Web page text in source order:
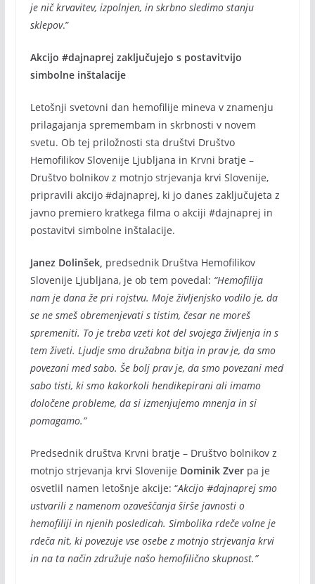
je nič krvavitev, izpolnjen, in skrbno sledimo stanju
sklepov.”
Akcijo #dajnaprej zaključujejo s postavitvijo
simbolne inštalacije
Letošnji svetovni dan hemofilije mineva v znamenju
prilagajanja spremembam in skrbnosti v novem
svetu. Ob tej priložnosti sta društvi Društvo
Hemofilikov Slovenije Ljubljana in Krvni bratje –
Društvo bolnikov z motnjo strjevanja krvi Slovenije,
pripravili akcijo #dajnaprej, ki jo danes zaključujeta z
javno premiero kratkega filma o akciji #dajnaprej in
postavitvi simbolne inštalacije.
Janez Dolinšek, predsednik Društva Hemofilikov
Slovenije Ljubljana, je ob tem povedal: “Hemofilija
nam je dana že pri rojstvu. Moje življenjsko vodilo je, da
se ne smeš obremenjevati s tistim, česar ne moreš
spremeniti. To je treba vzeti kot del svojega življenja in s
tem živeti. Ljudje smo družabna bitja in prav je, da smo
povezani med sabo. Še bolj prav je, da smo povezani med
sabo tisti, ki smo kakorkoli hendikepirani ali imamo
določene probleme, da si izmenjujemo mnenja in si
pomagamo.”
Predsednik društva Krvni bratje – Društvo bolnikov z
motnjo strjevanja krvi Slovenije Dominik Zverpa je
osvetlil namen letošnje akcije: “Akcijo #dajnaprej smo
ustvarili z namenom ozaveščanja širše javnosti o
hemofiliji in njenih posledicah. Simbolika rdeče volne je
rdeča nit, ki povezuje vse osebe z motnjo strjevanja krvi
in na ta način združuje našo hemofilično skupnost.”